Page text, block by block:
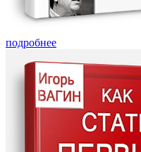
подробнее